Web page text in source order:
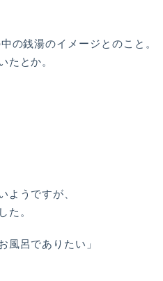
の銭湯のイメージとのこと。
たとか。
ようですが、
た。
風呂でありたい」